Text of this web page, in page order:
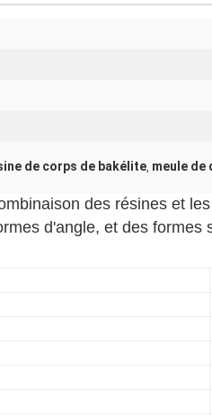
de corps de bakélite, meule de
des résines et
d'angle, et des formes